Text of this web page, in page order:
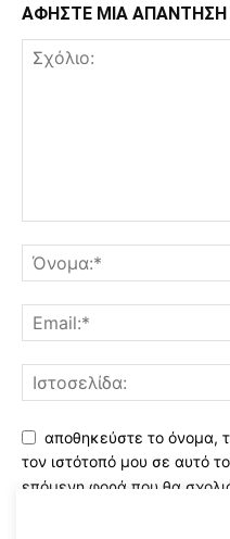
ΑΦΗΣΤΕ ΜΙΑ ΑΠΑΝΤΗΣΗ
αποθηκεύστε το όνομα,
τον ιστότοπό μου σε αυτό
επόμενη φορά που θα
Χρησιμοποιώντας αυτό